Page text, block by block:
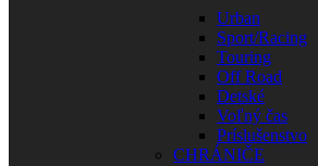
Urban
Sport/Racing
Touring
Off Road
Detské
Voľný čas
Príslušenstvo
CHRÁNIČE